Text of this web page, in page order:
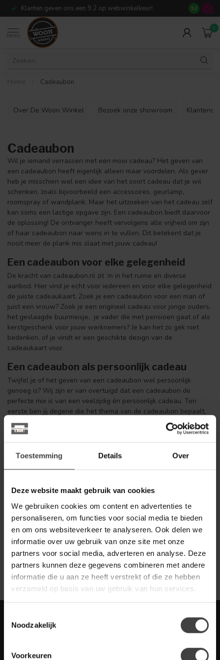
Toestemming Details Over
Deze website maakt gebruik van cookies
We gebruiken cookies om content en advertenties te
personaliseren, om functies voor social media te bieden
en om ons websiteverkeer te analyseren. Ook delen we
informatie over uw gebruik van onze site met onze
partners voor social media, adverteren en analyse. Deze
partners kunnen deze gegevens combineren met andere
informatie die u aan ze heeft verstrekt of die ze hebben
verzameld op basis van uw gebruik van hun services.
Noodzakelijk
Voorkeuren
Klanten geven ons een 9,2 op webwinkelkeur! Meer dan
9.2
MENU
0
Home Cadeaubon
Over De Woon Winkel Bezoek onze showroom
Cadeaubon
Wil je iemand verrassen met een mooi cadeau? Het geven van
een cadeaubon heeft eigenlijk alleen maar voordelen. Als gever
heb je misschien wel een idee van het soort cadeau dat je wil
schenken, zoals bijvoorbeeld een accessoires, geurlamp,
roomspray of wandplank. Maar het uitzoeken van het cadeau zelf
kan soms een lastige opgave zijn. Een cadeaubon biedt daarvoor
de oplossing! De ontvanger heeft vervolgens alle vrijheid om zijn
of haar cadeaubon naar wens in te vullen. Dit betekent dat je
nooit meer de plank mis slaat met jouw cadeau!
Een cadeaubon voor elke gelegenheid
De kracht van cadeaubon.nl zit ‘m in het ruime en diverse
aanbod. Hier vind je echt voor iedereen en voor elke gelegenheid
de juiste cadeaukaart. Zoek je een cadeaubon voor een man of
juist een vrouw? Zoek je een origineel cadeau voor jonge ouders,
het geslaagde buurmeisje, je vader die met pensioen gaat of als
kerstgeschenk voor jouw werknemers? Je kan het zo gek niet
bedenken, of je vindt er een geschikte design van de
cadeaukaart voor.
Een cadeaubon als persoonlijk cadeau
Twijfel je of het geven van een cadeaubon wel persoonlijk
genoeg is? Wij zijn er van overtuigd dat een cadeaubon de
perfecte mix is van een veelzijdig én persoonlijk cadeau. Ten
eerste ben jij degene die het thema van de cadeaubon bepaalt,
waardoor je eigenlijk al een beetje sturing geeft. Ten tweede
bieden wij allerlei leuke mogelijkheden om jouw cadeau te nog
persoonlijker te maken met de keuze uit diverse design en je kunt
het bedrag helemaal zelf bepalen.
Cadeaubonnen eenvoudig online bestellen
onze website kun je de gewenste cadeaubonnen eenvoudig, snel
en veilig online bestellen. Op de bestelpagina kies je het
gewenste bedrag, het gewenste ontwerp en het email adres van
de ontvanger. Het online bestellen van cadeaukaarten is de
***** Direct online bestellen *****
Meld je aan voor onze nieuwbrief met
scherpe acties